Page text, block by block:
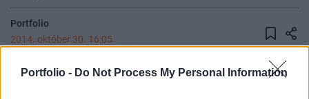
Portfolio - Do Not Process My Personal Information
Portfolio
2014. október 30. 16:05
A jövőre lejáró 2,5 milliárd eurós összegű